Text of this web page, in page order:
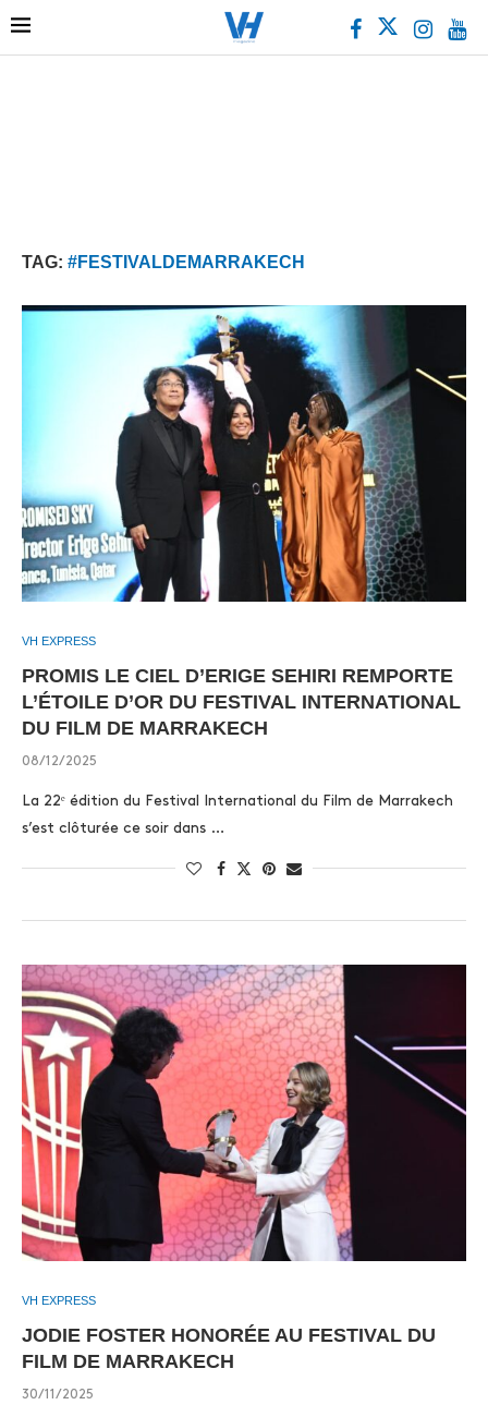
TAG: #FESTIVALDEMARRAKECH
VH EXPRESS
PROMIS LE CIEL D’ERIGE SEHIRI REMPORTE
L’ÉTOILE D’OR DU FESTIVAL INTERNATIONAL
DU FILM DE MARRAKECH
08/12/2025
La 22ᵉ édition du Festival International du Film de Marrakech
s’est clôturée ce soir dans …
VH EXPRESS
JODIE FOSTER HONORÉE AU FESTIVAL DU
FILM DE MARRAKECH
30/11/2025